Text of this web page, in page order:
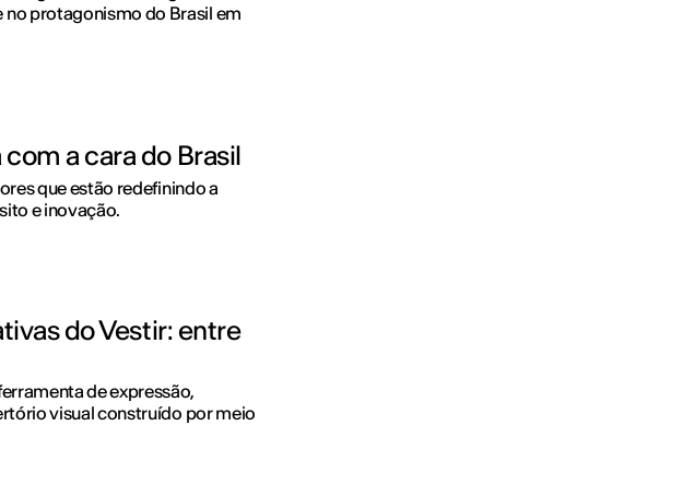
protagonismo do Brasil em
a cara do Brasil
que estão redefinindo a
e inovação.
do Vestir: entre
de expressão,
visual construído por meio